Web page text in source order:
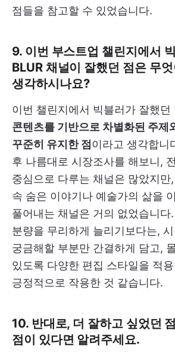
점들을 참고할 수 있었습니다.
9. 이번 부스트업 챌린지에서
BLUR 채널이 잘했던 점은 무
생각하시나요?
이번 챌린지에서 빅블러가 잘했던
콘텐츠를 기반으로 차별화된 주제
꾸준히 유지한 점이라고 생각합니
후 나름대로 시장조사를 해보니,
중심으로 다루는 채널은 많았지
속 숨은 이야기나 예술가의 삶을
풀어내는 채널은 거의 없었습니다
분량을 무리하게 늘리기보다는,
궁금해할 부분만 간결하게 담고,
있도록 다양한 편집 스타일을 적
긍정적으로 작용한 것 같습니다.
10. 반대로, 더 잘하고 싶었던
점이 있다면 알려주세요.